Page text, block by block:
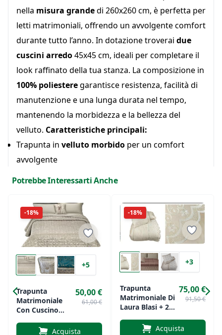
nella misura grandedi 260x260 cm, è perfetta per
letti matrimoniali, offrendo un avvolgente comfort
durante tutto l’anno. In dotazione troverai due
cuscini arredo45x45 cm, ideali per completare il
look raffinato della tua stanza. La composizione in
100% poliesteregarantisce resistenza, facilità di
manutenzione e una lunga durata nel tempo,
mantenendo la morbidezza e la bellezza del
velluto. Caratteristiche principali:
Trapunta in velluto morbido per un comfort
avvolgente
Includedue cuscini arredo 45x45 cm
100% poliestere, facile da curare e resistente
Dona un tocco di classe alla tua camera con il
raffinato stile diRenato Balestrae lasciati
coccolare dalla sua morbidezza. Perfetta per chi
cerca un'alta qualità e un design esclusivo.
Potrebbe Interessarti Anche
-18%
+5
Trapunta
Matrimoniale
Con Cuscino
Blasi Art. Livia
50,00 €
61,00 €
Acquista
-18%
+3
Trapunta
Matrimoniale Di
Laura Blasi + 2
75,00 €
91,50 €
Acquista